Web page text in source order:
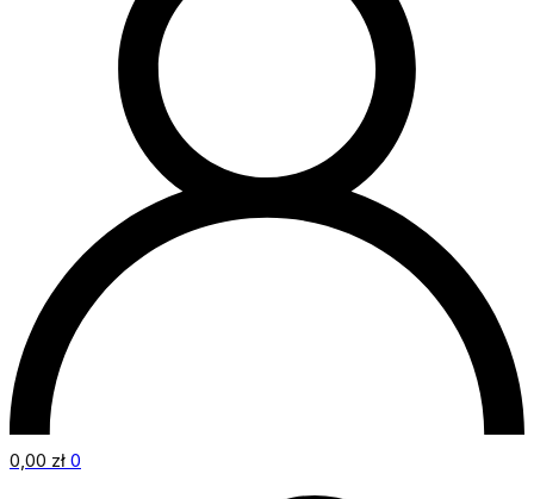
0,00 zł 0